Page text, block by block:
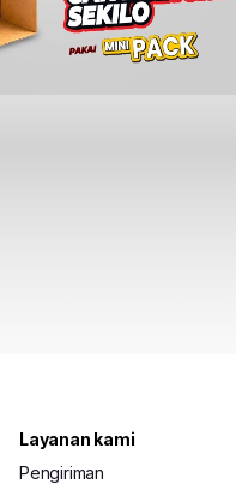
Layanan kami
Pengiriman